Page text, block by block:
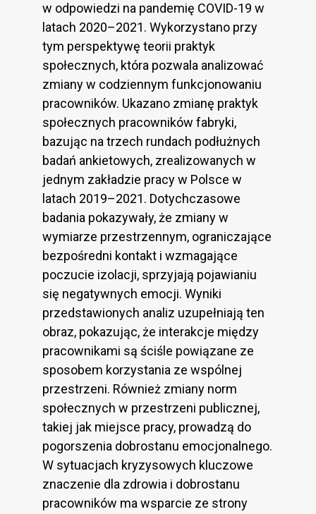
w odpowiedzi na pandemię COVID-19 w
latach 2020–2021. Wykorzystano przy
tym perspektywę teorii praktyk
społecznych, która pozwala analizować
zmiany w codziennym funkcjonowaniu
pracowników. Ukazano zmianę praktyk
społecznych pracowników fabryki,
bazując na trzech rundach podłużnych
badań ankietowych, zrealizowanych w
jednym zakładzie pracy w Polsce w
latach 2019–2021. Dotychczasowe
badania pokazywały, że zmiany w
wymiarze przestrzennym, ograniczające
bezpośredni kontakt i wzmagające
poczucie izolacji, sprzyjają pojawianiu
się negatywnych emocji. Wyniki
przedstawionych analiz uzupełniają ten
obraz, pokazując, że interakcje między
pracownikami są ściśle powiązane ze
sposobem korzystania ze wspólnej
przestrzeni. Również zmiany norm
społecznych w przestrzeni publicznej,
takiej jak miejsce pracy, prowadzą do
pogorszenia dobrostanu emocjonalnego.
W sytuacjach kryzysowych kluczowe
znaczenie dla zdrowia i dobrostanu
pracowników ma wsparcie ze strony